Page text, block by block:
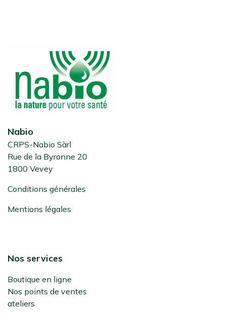
Nabio
CRPS-Nabio Sàrl
Rue de la Byronne 20
1800 Vevey
Conditions générales
Mentions légales
Nos services
Boutique en ligne
Nos points de ventes
ateliers